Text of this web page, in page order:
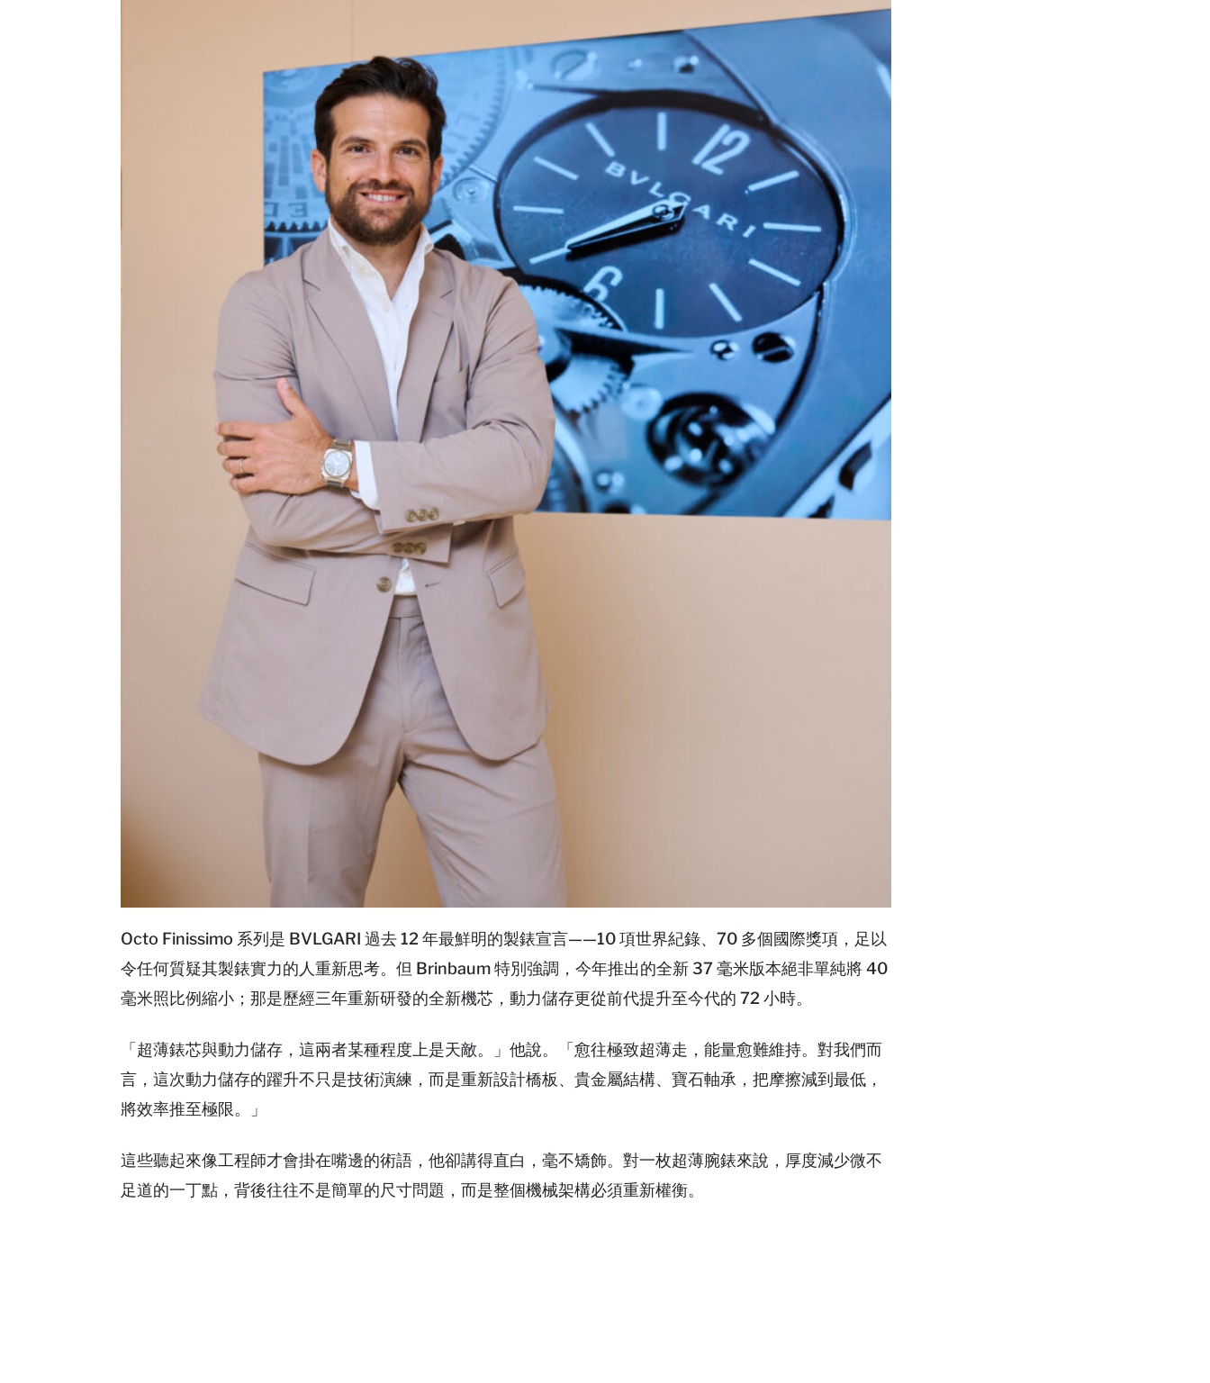
Octo Finissimo 系列是 BVLGARI 過去 12 年最鮮明的製錶宣言——10 項世界紀錄、70 多個國際獎項，足以
令任何質疑其製錶實力的人重新思考。但 Brinbaum 特別強調，今年推出的全新 37 毫米版本絕非單純將 40
毫米照比例縮小；那是歷經三年重新研發的全新機芯，動力儲存更從前代提升至今代的 72 小時。
「超薄錶芯與動力儲存，這兩者某種程度上是天敵。」他說。「愈往極致超薄走，能量愈難維持。對我們而
言，這次動力儲存的躍升不只是技術演練，而是重新設計橋板、貴金屬結構、寶石軸承，把摩擦減到最低，
將效率推至極限。」
這些聽起來像工程師才會掛在嘴邊的術語，他卻講得直白，毫不矯飾。對一枚超薄腕錶來說，厚度減少微不
足道的一丁點，背後往往不是簡單的尺寸問題，而是整個機械架構必須重新權衡。